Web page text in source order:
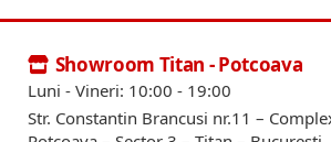
Showroom Titan - Potcoava
Luni - Vineri: 10:00 - 19:00
Str. Constantin Brancusi nr.11 –